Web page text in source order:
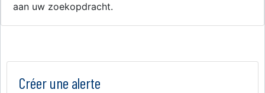
aan uw zoekopdracht.
Créer une alerte